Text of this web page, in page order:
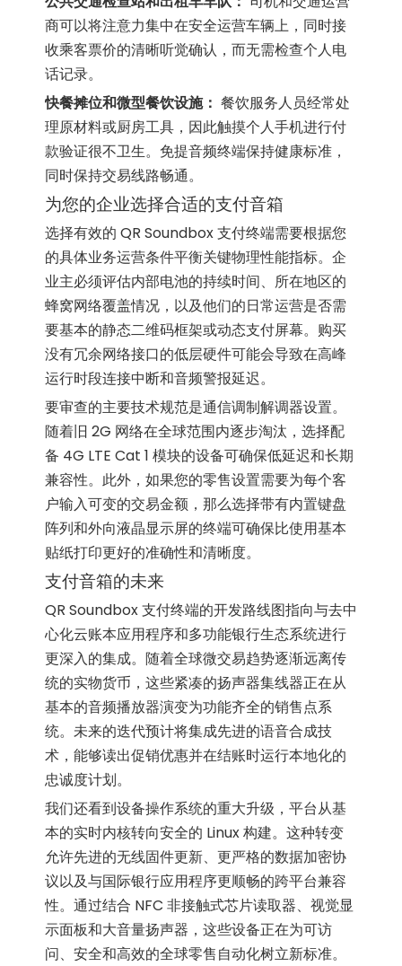
商可以将注意力集中在安全运营车辆上，同时接
收乘客票价的清晰听觉确认，而无需检查个人电
话记录。
快餐摊位和微型餐饮设施： 餐饮服务人员经常处
理原材料或厨房工具，因此触摸个人手机进行付
款验证很不卫生。免提音频终端保持健康标准，
同时保持交易线路畅通。
为您的企业选择合适的支付音箱
选择有效的 QR Soundbox 支付终端需要根据您
的具体业务运营条件平衡关键物理性能指标。企
业主必须评估内部电池的持续时间、所在地区的
蜂窝网络覆盖情况，以及他们的日常运营是否需
要基本的静态二维码框架或动态支付屏幕。购买
没有冗余网络接口的低层硬件可能会导致在高峰
运行时段连接中断和音频警报延迟。
要审查的主要技术规范是通信调制解调器设置。
随着旧 2G 网络在全球范围内逐步淘汰，选择配
备 4G LTE Cat 1 模块的设备可确保低延迟和长期
兼容性。此外，如果您的零售设置需要为每个客
户输入可变的交易金额，那么选择带有内置键盘
阵列和外向液晶显示屏的终端可确保比使用基本
贴纸打印更好的准确性和清晰度。
支付音箱的未来
QR Soundbox 支付终端的开发路线图指向与去中
心化云账本应用程序和多功能银行生态系统进行
更深入的集成。随着全球微交易趋势逐渐远离传
统的实物货币，这些紧凑的扬声器集线器正在从
基本的音频播放器演变为功能齐全的销售点系
统。未来的迭代预计将集成先进的语音合成技
术，能够读出促销优惠并在结账时运行本地化的
忠诚度计划。
我们还看到设备操作系统的重大升级，平台从基
本的实时内核转向安全的 Linux 构建。这种转变
允许先进的无线固件更新、更严格的数据加密协
议以及与国际银行应用程序更顺畅的跨平台兼容
性。通过结合 NFC 非接触式芯片读取器、视觉显
示面板和大音量扬声器，这些设备正在为可访
问、安全和高效的全球零售自动化树立新标准。